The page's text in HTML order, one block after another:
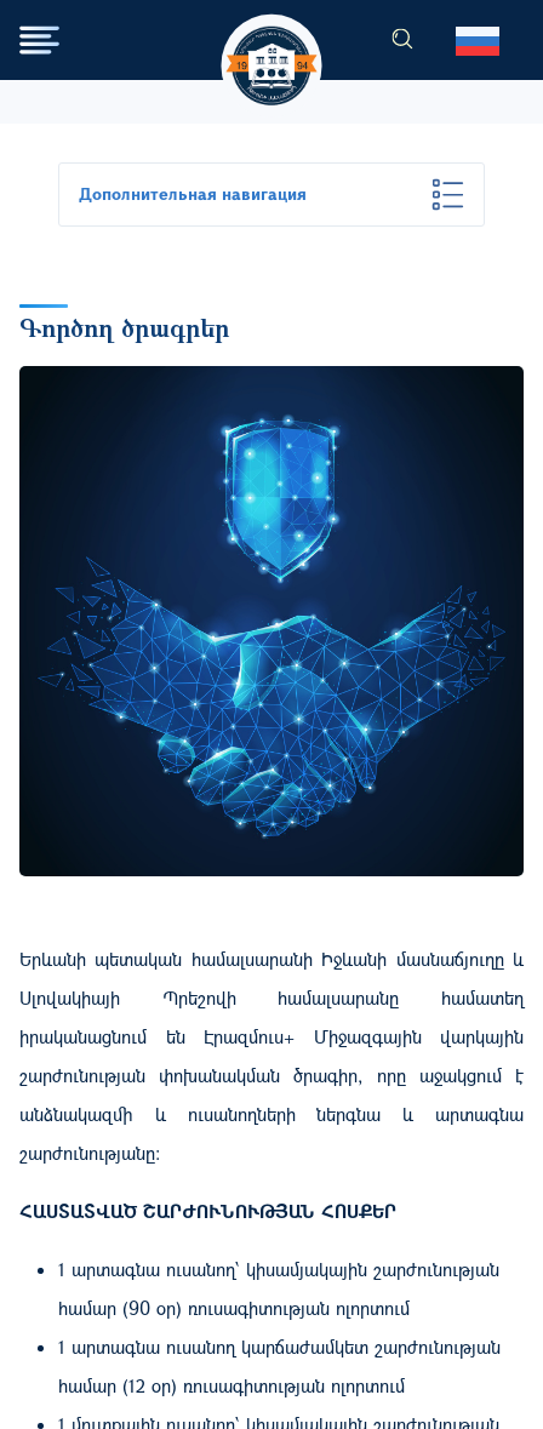
Перейти к основному
Дополнительная навигация
Գործող ծրագրեր
Երևանի պետական ​​համալսարանի Իջևանի մասնաճյուղը և
Սլովակիայի Պրեշովի համալսարանը համատեղ
իրականացնում են Էրազմուս+ Միջազգային վարկային
շարժունության փոխանակման ծրագիր, որը աջակցում է
անձնակազմի և ուսանողների ներգնա և արտագնա
շարժունությանը։
ՀԱՍՏԱՏՎԱԾ ՇԱՐԺՈՒՆՈՒԹՅԱՆ ՀՈՍՔԵՐ
1 արտագնա ուսանող՝ կիսամյակային շարժունության
համար (90 օր) ռուսագիտության ոլորտում
1 արտագնա ուսանող կարճաժամկետ շարժունության
համար (12 օր) ռուսագիտության ոլորտում
1 մուտքային ուսանող՝ կիսամյակային շարժունության